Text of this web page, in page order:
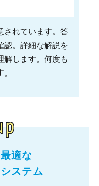
されています。答
認。詳細な解説を
解します。何度も
適な
ステム